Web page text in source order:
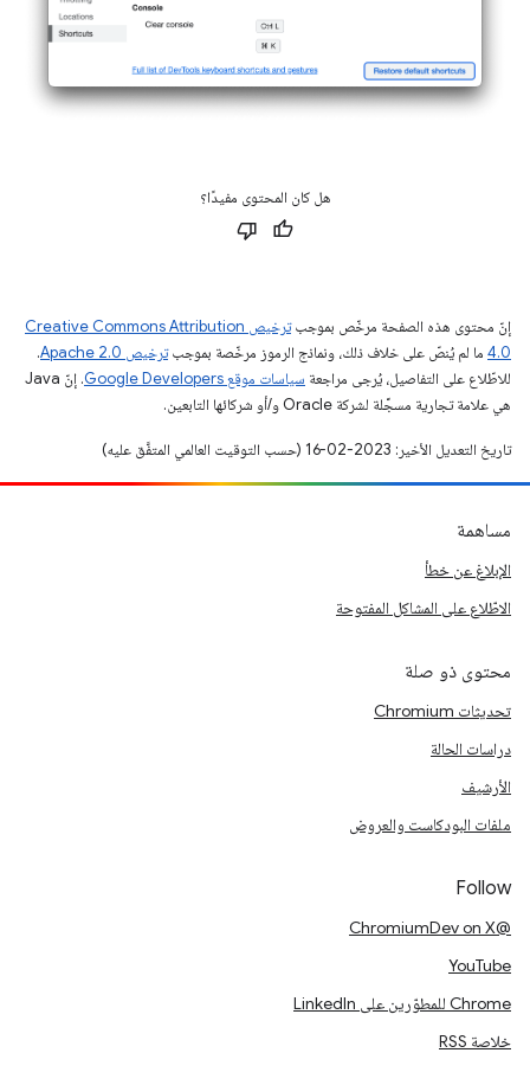
هل كان المحتوى مفيدًا؟
إنّ محتوى هذه الصفحة مرخّص بموجب
ترخيص Creative Commons Attribution
4.0‏ ما لم يُنصّ على خلاف ذلك، ونماذج الرموز مرخّصة بموجبترخيص Apache 2.0‏
.
للاطّلاع على التفاصيل، يُرجى مراجعة سياسات موقع Google Developers‏
. إنّ Java
هي علامة تجارية مسجَّلة لشركة Oracle و/أو شركائها التابعين.
تاريخ التعديل الأخير: 2023-02-16 (حسب التوقيت العالمي المتفَّق عليه)
مساهمة
الإبلاغ عن خطأ
الاطّلاع على المشاكل المفتوحة
محتوى ذو صلة
تحديثات Chromium
دراسات الحالة
الأرشيف
ملفات البودكاست والعروض
Follow
@ChromiumDev on X
YouTube
Chrome للمطوّرين على LinkedIn
خلاصة RSS